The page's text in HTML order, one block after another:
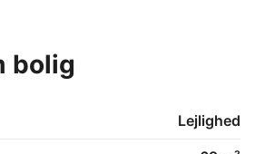
Venligst kontakt udlejer
i lejemålet.
bolig
Lejlighed